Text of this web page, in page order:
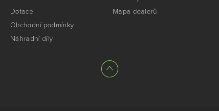
Dotace
Obchodní podmínky
Náhradní díly
Mapa dealerů